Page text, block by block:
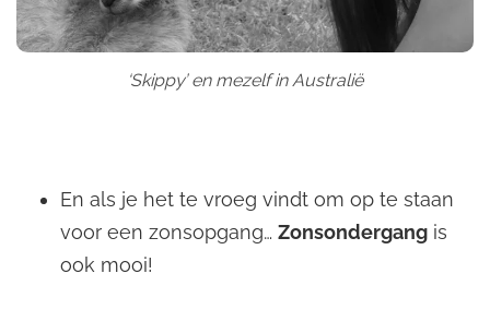
‘Skippy’ en mezelf in Australië
En als je het te vroeg vindt om op te staan
voor een zonsopgang… Zonsondergang is
ook mooi!